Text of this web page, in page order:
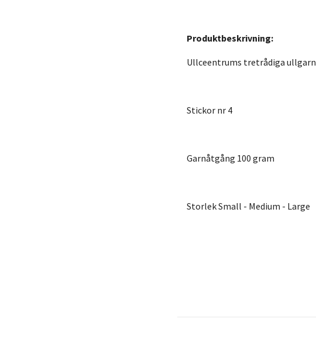
Produktbeskrivning:
Ullceentrums tretrådiga ullgarn
Stickor nr 4
Garnåtgång 100 gram
Storlek Small - Medium - Large